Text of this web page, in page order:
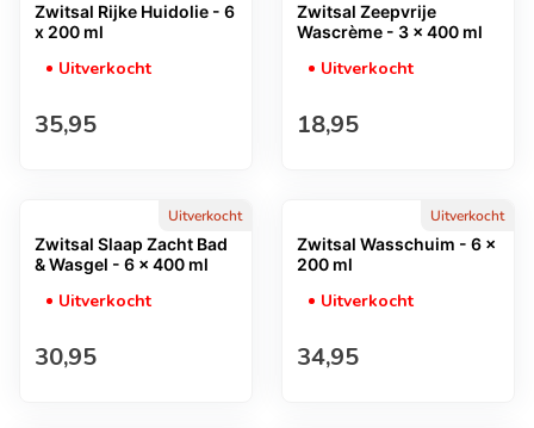
Zwitsal Rijke Huidolie - 6
x 200 ml
Uitverkocht
Normale prijs
35,95
Zwitsal Zeepvrije
Wascrème - 3 x 400 ml
Uitverkocht
Normale prijs
18,95
Uitverkocht
Zwitsal Slaap Zacht Bad
& Wasgel - 6 x 400 ml
Uitverkocht
Normale prijs
30,95
Uitverkocht
Zwitsal Wasschuim - 6 x
200 ml
Uitverkocht
Normale prijs
34,95